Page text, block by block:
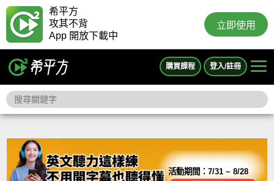
希平方
攻其不背
App 開放下載中
立即使用
購買課程 登入/註冊
活動期間：7/31 ~ 8/28